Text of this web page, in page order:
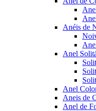
Anéis de
Anel
Anel
Aneis de
Anel de